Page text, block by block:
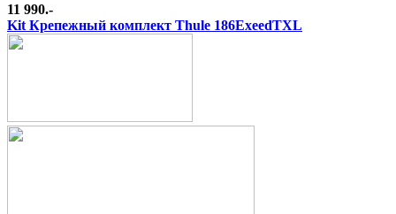
11 990.-
Kit Крепежный комплект Thule 186ExeedTXL